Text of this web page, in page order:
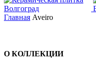
Главная Aveiro
О КОЛЛЕКЦИИ